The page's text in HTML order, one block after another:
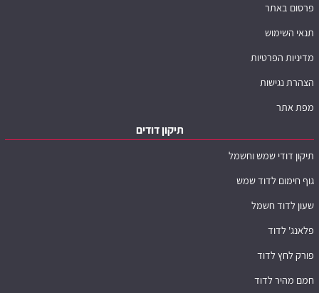
פרסום באתר
תנאי השימוש
מדיניות הפרטיות
הצהרת נגישות
מפת אתר
תיקון דודים
תיקון דודי שמש וחשמל
גוף חימום לדוד שמש
שעון לדוד חשמל
פלאנג' לדוד
פורק לחץ לדוד
חמם מהיר לדוד